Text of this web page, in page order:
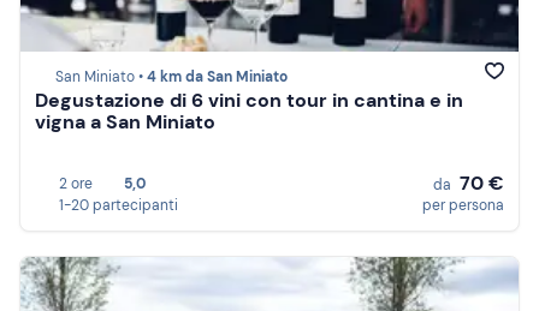
San Miniato •4 km da San Miniato
Degustazione di 6 vini con tour in cantina e in
vigna a San Miniato
2 ore
5,0
1-20 partecipanti
da 70 €
per persona